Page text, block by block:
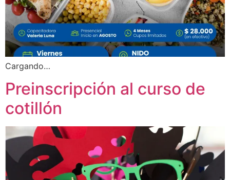
Cargando…
Preinscripción al curso de
cotillón